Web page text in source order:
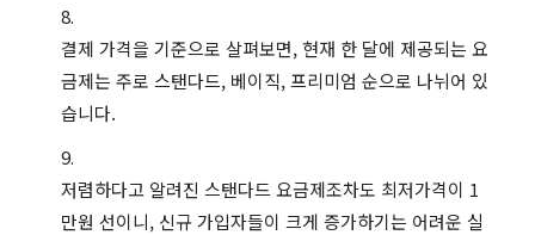
결제 가격을 기준으로 살펴보면, 현재 한 달에 제공되는 요
금제는 주로 스탠다드, 베이직, 프리미엄 순으로 나뉘어 있
습니다.
저렴하다고 알려진 스탠다드 요금제조차도 최저가격이 1
만원 선이니, 신규 가입자들이 크게 증가하기는 어려운 실